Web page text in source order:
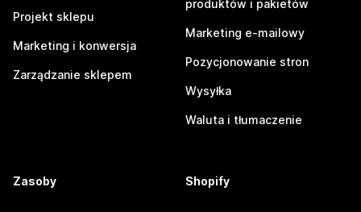
Projekt sklepu
Marketing i konwersja
Zarządzanie sklepem
produktów i pakietów
Marketing e-mailowy
Pozycjonowanie stron
Wysyłka
Waluta i tłumaczenie
Zasoby Shopify